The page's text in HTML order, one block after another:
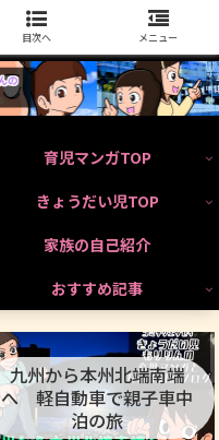
育児マンガTOP
きょうだい児TOP
家族の自己紹介
おすすめ記事
九州から本州北端南端
へ 軽自動車で親子車中
泊の旅
目次へ メニュー